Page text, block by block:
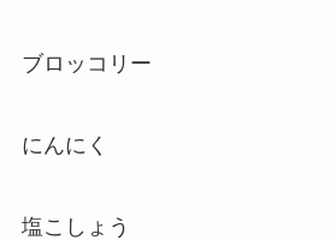
ブロッコリー
にんにく
塩こしょう